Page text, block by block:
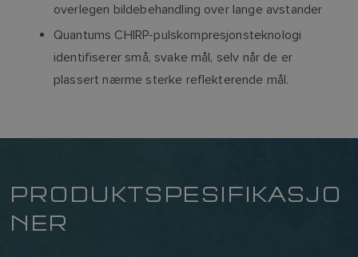
overlegen bildebehandling over lange avstander
Quantums CHIRP-pulskompresjonsteknologi
identifiserer små, svake mål, selv når de er
plassert nærme sterke reflekterende mål.
PRODUKTSPESIFIKASJO
NER